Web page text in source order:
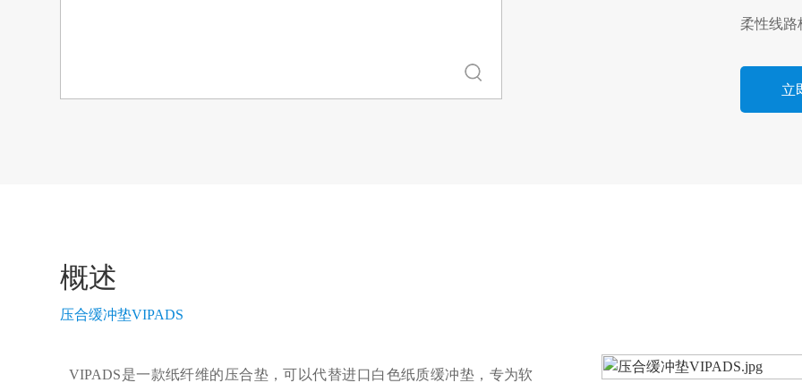
柔性线路
立
概述
压合缓冲垫VIPADS
VIPADS是一款纸纤维的压合垫，可以代替进口白色纸质缓冲垫，专为软